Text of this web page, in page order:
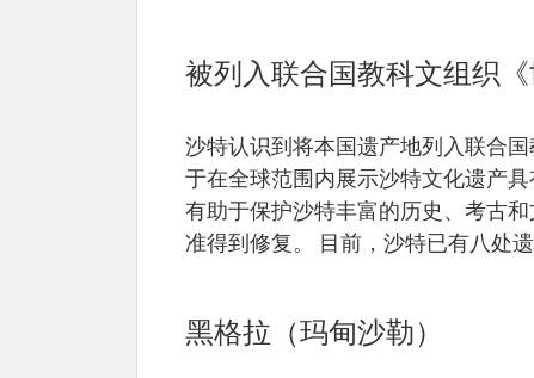
被列入联合国教科文组织
沙特认识到将本国遗产地列入联合
于在全球范围内展示沙特文化遗产
有助于保护沙特丰富的历史、考古
准得到修复。 目前，沙特已有八处
黑格拉（玛甸沙勒）